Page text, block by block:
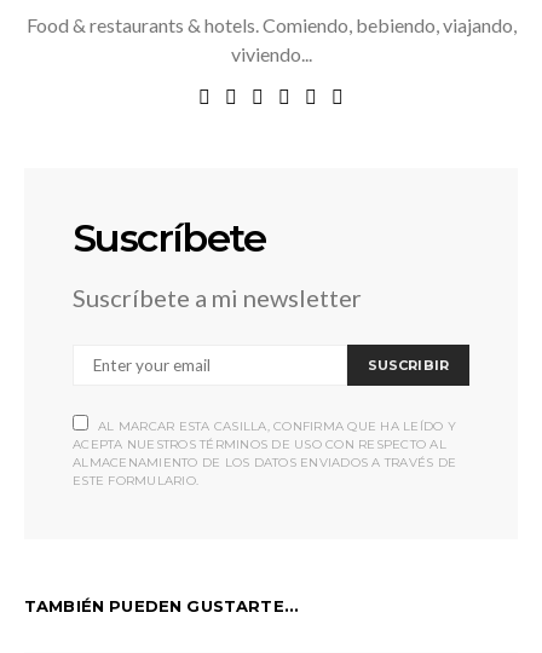
Food & restaurants & hotels. Comiendo, bebiendo, viajando,
viviendo...
Suscríbete
Suscríbete a mi newsletter
SUSCRIBIR
AL MARCAR ESTA CASILLA, CONFIRMA QUE HA LEÍDO Y
ACEPTA NUESTROS TÉRMINOS DE USO CON RESPECTO AL
ALMACENAMIENTO DE LOS DATOS ENVIADOS A TRAVÉS DE
ESTE FORMULARIO.
TAMBIÉN PUEDEN GUSTARTE...